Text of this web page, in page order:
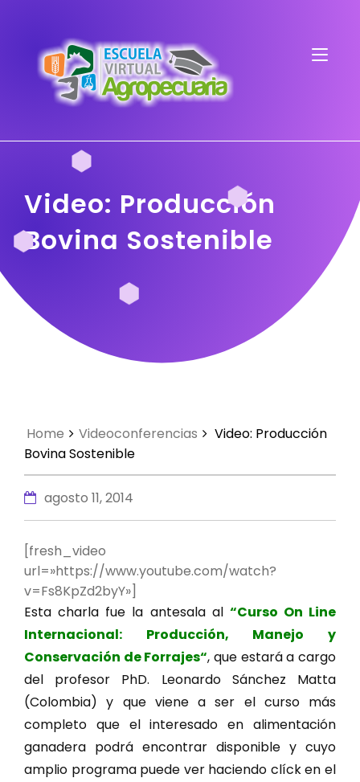
Video: Producción
Bovina Sostenible
Home Videoconferencias
Video: Producción
Bovina Sostenible
agosto 11, 2014
[fresh_video
url=»https://www.youtube.com/watch?
v=Fs8KpZd2byY»]
Esta charla fue la antesala al “Curso On Line
Internacional: Producción, Manejo y
Conservación de Forrajes“, que estará a cargo
del profesor PhD. Leonardo Sánchez Matta
(Colombia) y que viene a ser el curso más
completo que el interesado en alimentación
ganadera podrá encontrar disponible y cuyo
amplio programa puede ver haciendo clíck en el